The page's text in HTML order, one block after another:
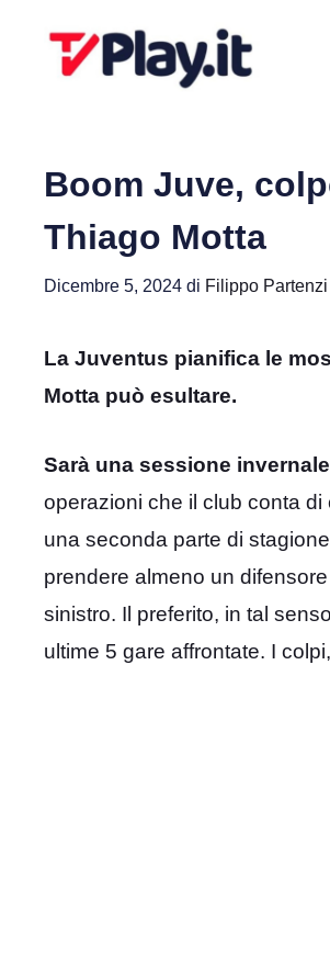
Boom Juve,
Thiago Motta
Dicembre 5, 2024 di Filippo Partenzi
La Juventus pianifica le
Motta può esultare.
Sarà una sessione
operazioni che il club conta
una seconda parte di
prendere almeno un
sinistro. Il preferito, in tal
ultime 5 gare affrontate. I